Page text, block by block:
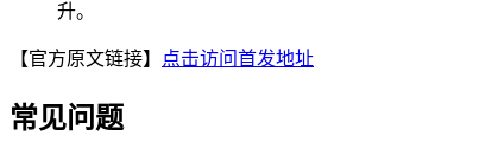
升。
【官方原文链接】 点击访问首发地址
常见问题